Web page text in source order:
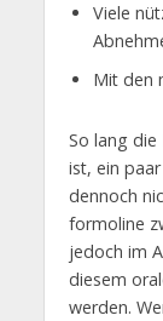
Viele
Mit den
So lang
ist, ein
dennoch
formoline
jedoch im
diesem
werden.